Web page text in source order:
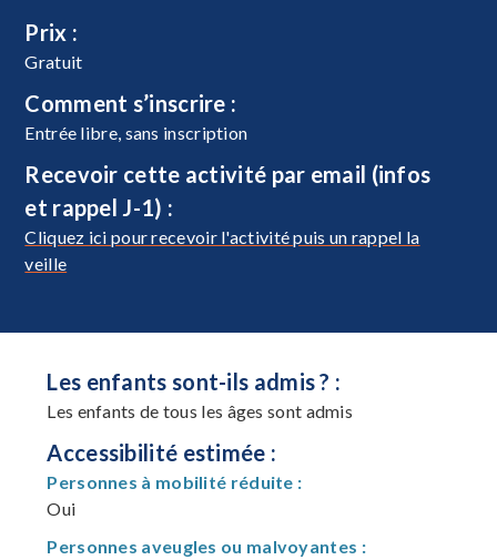
Prix :
Gratuit
Comment s’inscrire :
Entrée libre, sans inscription
Recevoir cette activité par email (infos
et rappel J-1) :
Cliquez ici pour recevoir l'activité puis un rappel la
veille
Les enfants sont-ils admis ? :
Les enfants de tous les âges sont admis
Accessibilité estimée :
Personnes à mobilité réduite :
Oui
Personnes aveugles ou malvoyantes :